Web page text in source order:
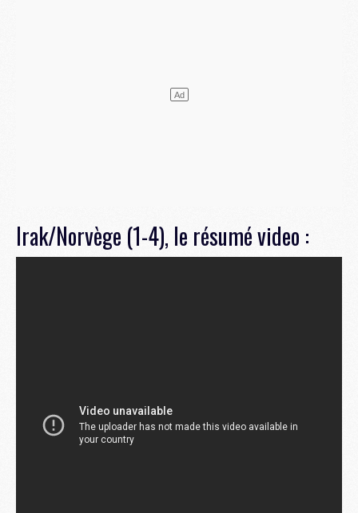
Irak/Norvège (1-4), le résumé video :